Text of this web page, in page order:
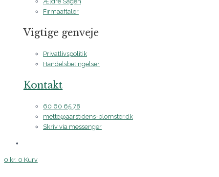
Firmaaftaler
Vigtige genveje
Privatlivspolitik
Handelsbetingelser
Kontakt
60 60 65 78
mette@aarstidens-blomster.dk
Skriv via messenger
0 kr. 0 Kurv